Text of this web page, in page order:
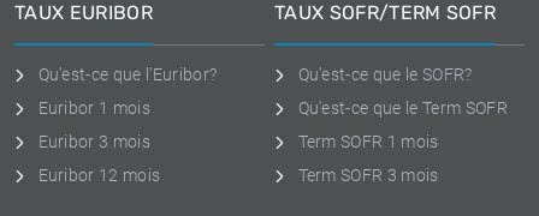
TAUX EURIBOR
Qu'est-ce que l'Euribor?
Euribor 1 mois
Euribor 3 mois
Euribor 12 mois
TAUX SOFR/TERM SOFR
Qu'est-ce que le SOFR?
Qu'est-ce que le Term SOFR
Term SOFR 1 mois
Term SOFR 3 mois